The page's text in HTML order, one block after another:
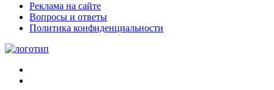
Реклама на сайте
Вопросы и ответы
Политика конфиденциальности